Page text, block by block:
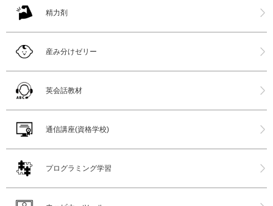
精力剤
産み分けゼリー
英会話教材
通信講座(資格学校)
プログラミング学習